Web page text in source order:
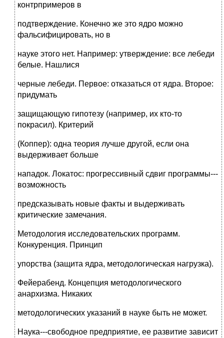
контрпримеров в
подтверждение. Конечно же это ядро можно
фальсифицировать, но в
науке этого нет. Например: утверждение: все лебеди
белые. Нашлися
черные лебеди. Первое: отказаться от ядра. Второе:
придумать
защищающую гипотезу (например, их кто-то
покрасил). Критерий
(Коппер): одна теория лучше другой, если она
выдерживает больше
нападок. Локатос: прогрессивный сдвиг программы---
возможность
предсказывать новые факты и выдерживать
критические замечания.
Методология исследовательских программ.
Конкуренция. Принцип
упорства (защита ядра, методологическая нагрузка).
Фейерабенд. Концепция методологического
анархизма. Никаких
методологических указаний в науке быть не может.
Наука---свободное предприятие, ее развитие зависит